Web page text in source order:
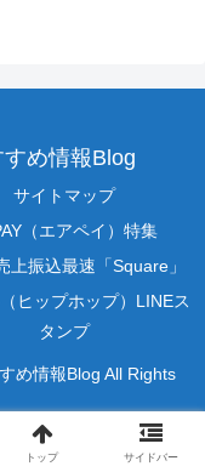
め情報Blog
サイトマップ
（エアペイ）特集
上振込最速「Square」
ヒップホップ）LINEス
タンプ
め情報Blog All Rights
トップ サイドバー